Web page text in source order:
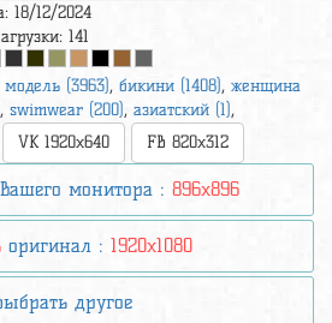
18/12/2024
141
модель (3963), бикини (1408), женщина
, swimwear (200), азиатский (1),
VK 1920x640 FB 820x312
монитора : 896x896
оригинал : 1920x1080
другое